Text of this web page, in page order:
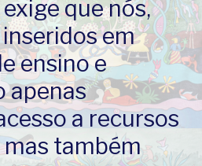
que nós,
em
ensino e
apenas
a recursos
também